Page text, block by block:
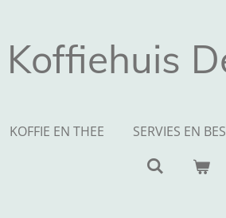
Koffiehuis
KOFFIE EN THEE SERVIES EN